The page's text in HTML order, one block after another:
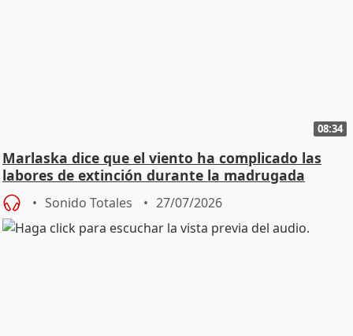
08:34
Marlaska dice que el viento ha complicado las
labores de extinción durante la madrugada
Sonido Totales 27/07/2026